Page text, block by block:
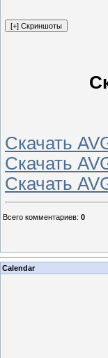
Скачать
Скачать
Скачать
Всего комментариев: 0
Calendar